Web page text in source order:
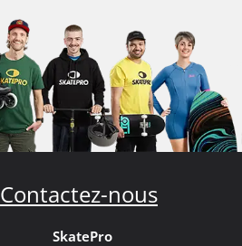
Contactez-nous
SkatePro